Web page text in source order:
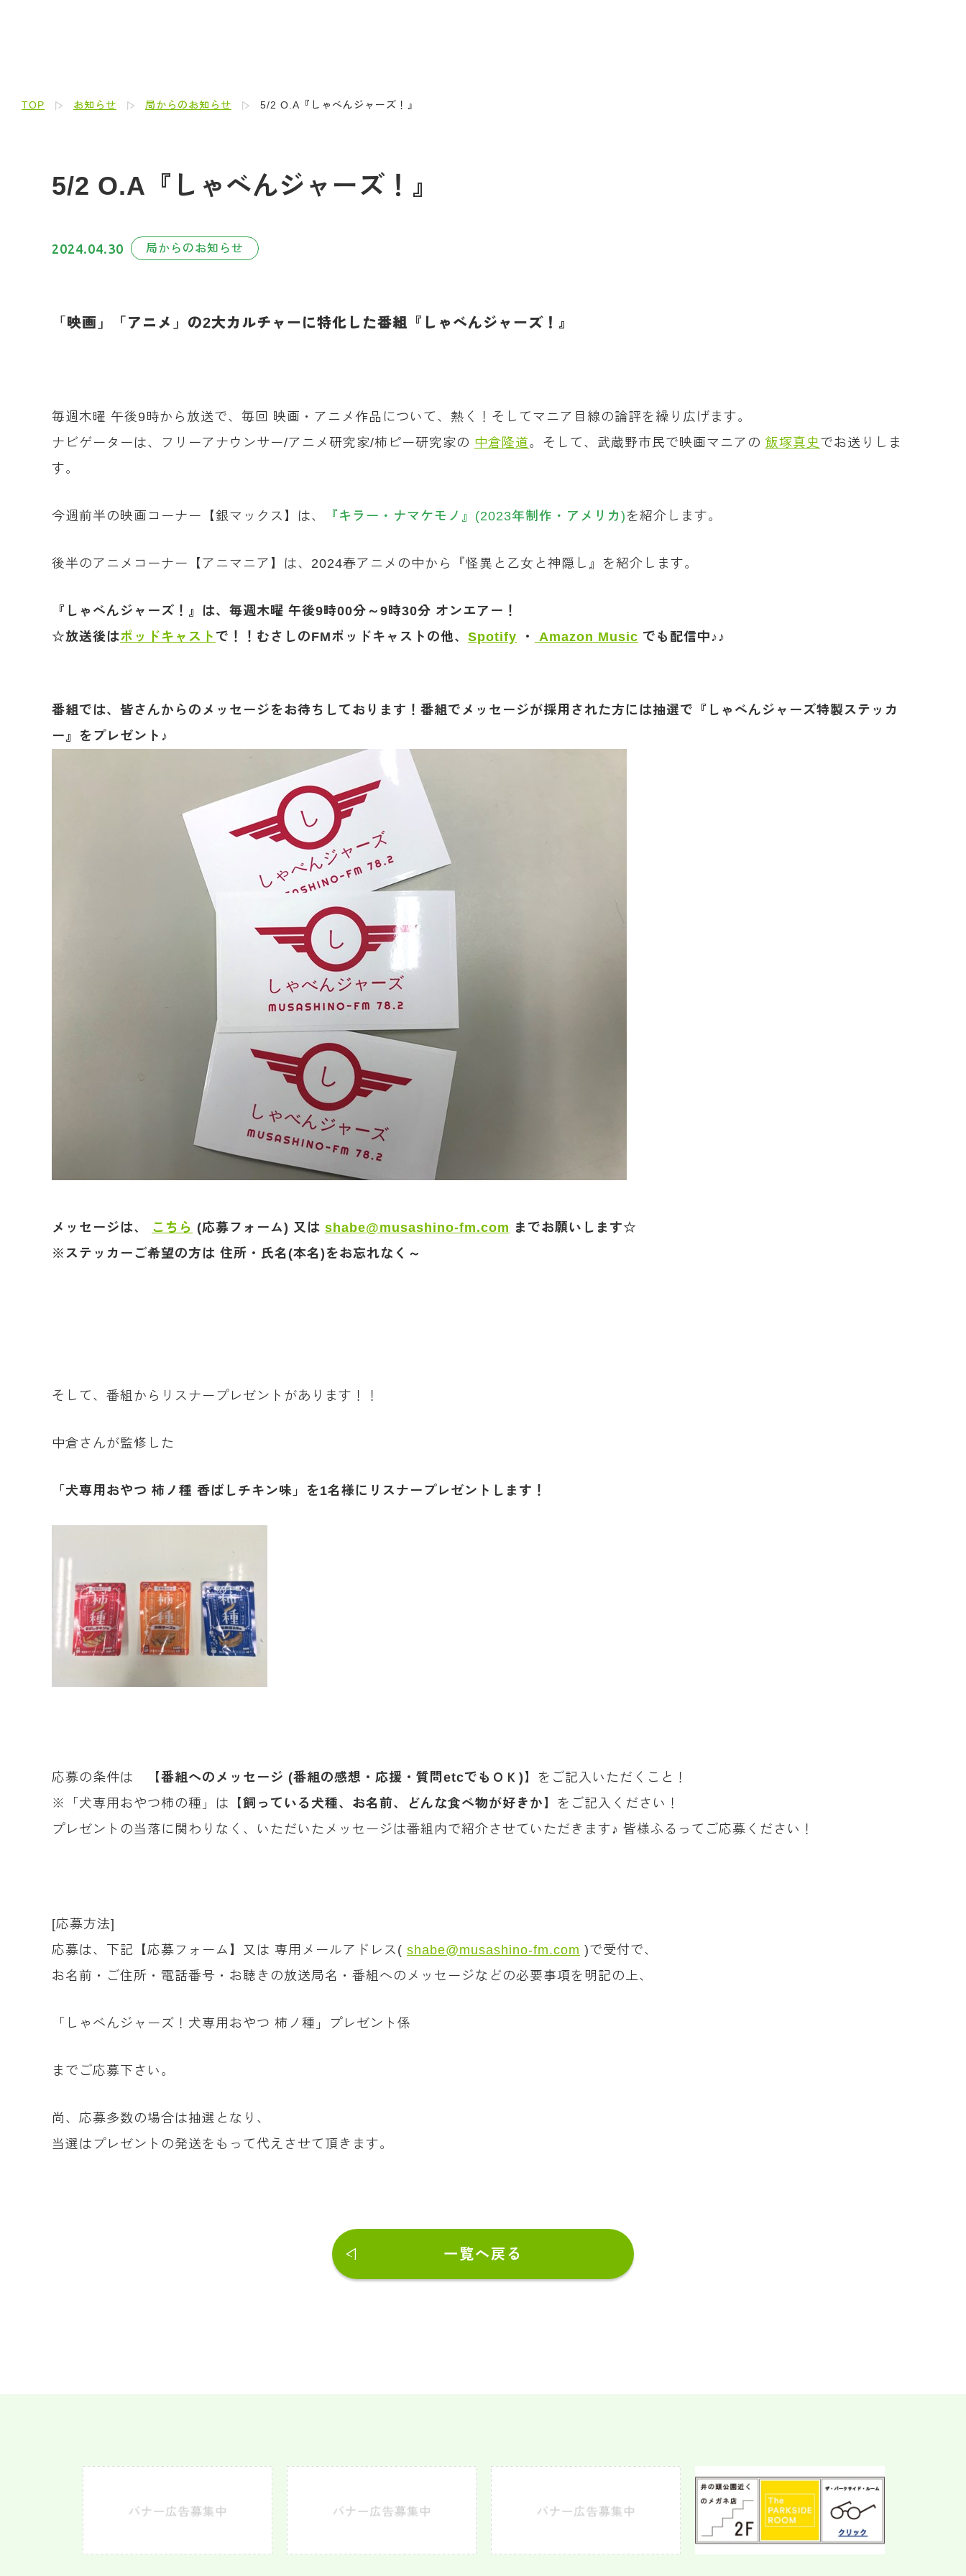
TOP お知らせ 局からのお知らせ 5/2 O.A『しゃべんジャーズ！』
5/2 O.A『しゃべんジャーズ！』
2024.04.30 局からのお知らせ
「 映画」「アニメ」の2大カルチャーに特化した番組『しゃべんジャーズ！』
毎週木曜 午後9時から放送で、毎回 映画・アニメ作品について、熱く！そしてマニア目線の論評を繰り広げます。
ナビゲーターは、フリーアナウンサー/アニメ研究家/柿ピー研究家の 中倉隆道。そして、武蔵野市民で映画マニアの 飯塚真史でお送りしま
す。
今週前半の映画コーナー【銀マックス】は、 『キラー・ナマケモノ』(2023年制作・アメリカ) を紹介します。
後半のアニメコーナー【アニマニア】は、2024春アニメの中から『怪異と乙女と神隠し』を紹介します。
『しゃべんジャーズ！』は、毎週木曜 午後9時00分～9時30分 オンエアー！
☆放送後はポッドキャスト で！！むさしのFMポッドキャストの他、 Spotify ・ Amazon Music でも配信中♪♪
番組では、皆さんからのメッセージをお待ちしております！番組でメッセージが採用された方には抽選で『しゃべんジャーズ特製ステッカ
ー』をプレゼント♪
メッセージは、 こちら (応募フォーム) 又は shabe@musashino-fm.com までお願いします☆
※ステッカーご希望の方は 住所・氏名(本名)をお忘れなく～
そして、番組からリスナープレゼントがあります！！
中倉さんが監修した
「犬専用おやつ 柿ノ種 香ばしチキン味」を1名様にリスナープレゼントします！
応募の条件は 【番組へのメッセージ (番組の感想・応援・質問etcでもＯＫ)】 をご記入いただくこと！
※「犬専用おやつ柿の種」は 【飼っている犬種、お名前、どんな食べ物が好きか】 をご記入ください！
プレゼントの当落に関わりなく、いただいたメッセージは番組内で紹介させていただきます♪ 皆様ふるってご応募ください！
[応募方法]
応募は、下記【応募フォーム】又は 専用メールアドレス( shabe@musashino-fm.com )で受付で、
お名前・ご住所・電話番号・お聴きの放送局名・番組へのメッセージなどの必要事項を明記の上、
「しゃべんジャーズ！犬専用おやつ 柿ノ種」プレゼント係
までご応募下さい。
尚、応募多数の場合は抽選となり、
当選はプレゼントの発送をもって代えさせて頂きます。
一覧へ戻る